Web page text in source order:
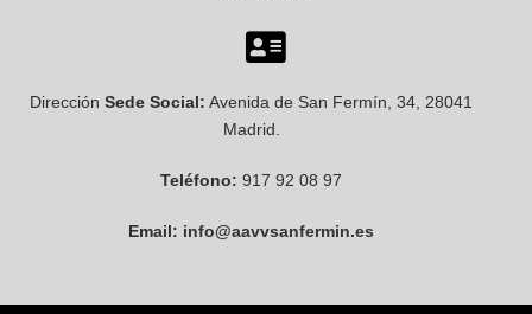
Dirección Sede Social: Avenida de San Fermín, 34, 28041
Madrid.
Teléfono: 917 92 08 97
Email: info@aavvsanfermin.es